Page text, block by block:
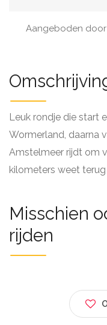
Aangeboden door
Leuk rondje die start
Wormerland, daarna
Amstelmeer rijdt om
kilometers weet
Misschien
rijden